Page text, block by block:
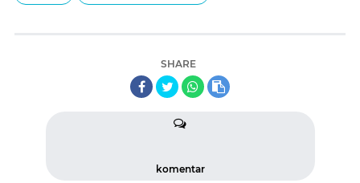
SHARE
komentar